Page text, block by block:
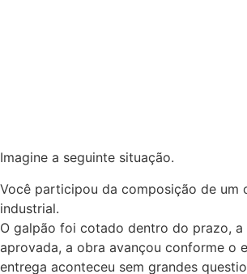
Imagine a seguinte situação.
Você participou da composição de um
industrial.
O galpão foi cotado dentro do prazo,
aprovada, a obra avançou conforme o
entrega aconteceu sem grandes